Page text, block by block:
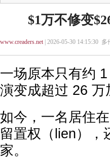
$1万不修变
www.creaders.net| 2026-05-30 14:15:30 多
一场原本只有约
演变成超过 26 万
如今，一名居住
留置权（lien），
家。